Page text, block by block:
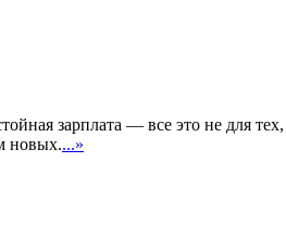
зарплата — все это не для
новых....»